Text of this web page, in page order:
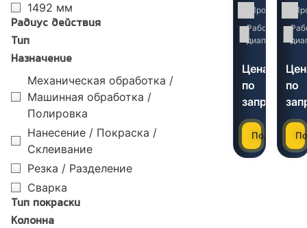
1492 мм
Радиус действия
Тип
Назначение
Механическая обработка /
Машинная обработка /
Полировка
Нанесение / Покраска /
Склеивание
Резка / Разделение
Сварка
Тип покраски
Колонна
Рабочий
диапазон: мм
Цена
по
запросу
Подробнее
по